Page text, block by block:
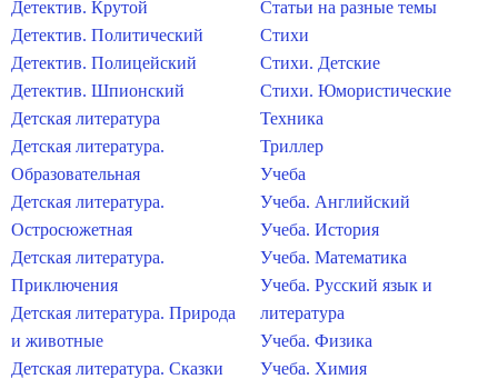
Детектив. Крутой
Детектив. Политический
Детектив. Полицейский
Детектив. Шпионский
Детская литература
Детская литература.
Образовательная
Детская литература.
Остросюжетная
Детская литература.
Приключения
Детская литература. Природа
и животные
Детская литература. Сказки
Статьи на разные темы
Стихи
Стихи. Детские
Стихи. Юмористические
Техника
Триллер
Учеба
Учеба. Английский
Учеба. История
Учеба. Математика
Учеба. Русский язык и
литература
Учеба. Физика
Учеба. Химия